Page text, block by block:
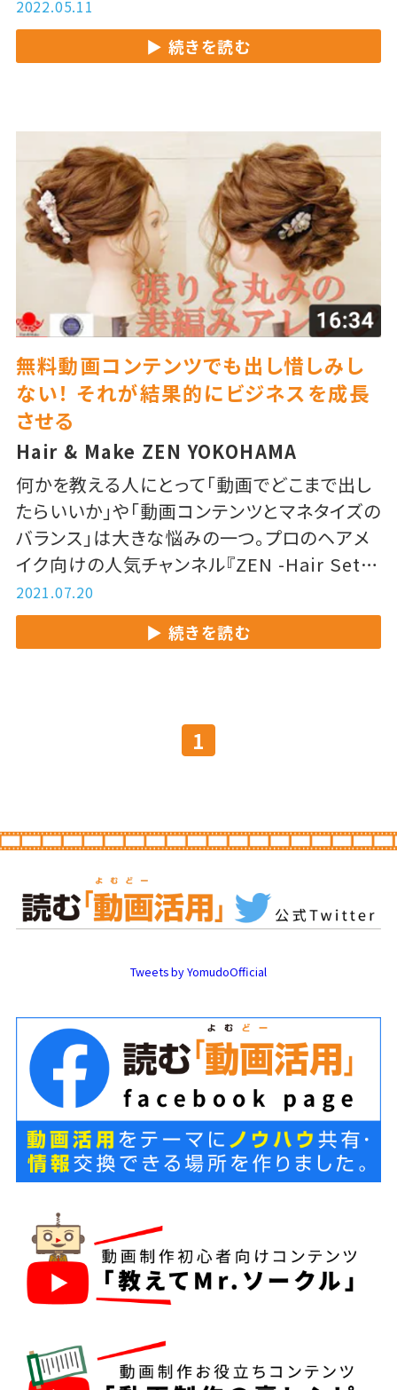
す。総集編 第２弾のテーマは「レクチャー動画
の極意」です。
2022.05.11
続きを読む
無料動画コンテンツでも出し惜しみし
ない！ それが結果的にビジネスを成長
させる
Hair & Make ZEN YOKOHAMA
何かを教える人にとって「動画でどこまで出し
たらいいか」や「動画コンテンツとマネタイズの
バランス」は大きな悩みの一つ。プロのヘアメ
イク向けの人気チャンネル『ZEN -Hair Set
Skill-』を配信する田中さんの答えは「全て出
し切るつもりで動画配信する」。その答えに隠
された成功の秘訣を紹介します。
2021.07.20
続きを読む
1
Tweets by YomudoOfficial